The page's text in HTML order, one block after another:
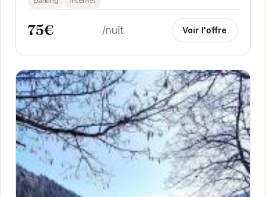
parfait pour des...
75€ /nuit Voir l'offre